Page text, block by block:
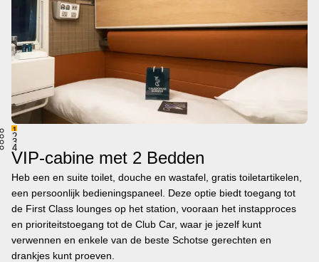
1
2
3
4
VIP-cabine met 2 Bedden
Heb een en suite toilet, douche en wastafel, gratis toiletartikelen,
een persoonlijk bedieningspaneel. Deze optie biedt toegang tot
de First Class lounges op het station, vooraan het instapproces
en prioriteitstoegang tot de Club Car, waar je jezelf kunt
verwennen en enkele van de beste Schotse gerechten en
drankjes kunt proeven.